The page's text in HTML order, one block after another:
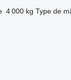
4 000 kg Type de